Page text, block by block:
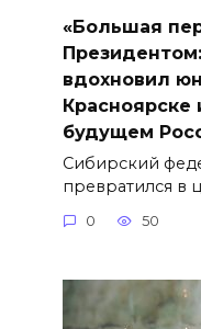
«Большая
вдохновил
Красноярске
будущем
Сибирский
превратился в
0 50